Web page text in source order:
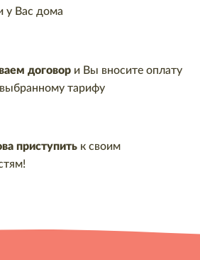
у Вас дома
договор и Вы вносите оплату
выбранному тарифу
приступить к своим